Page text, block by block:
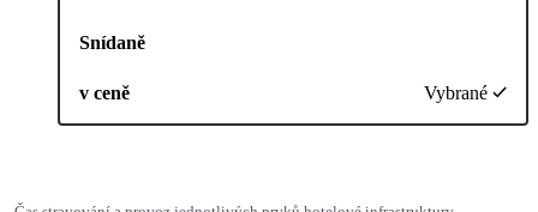
Snídaně
v ceně Vybrané